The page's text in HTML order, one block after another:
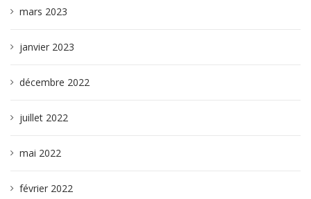
mars 2023
janvier 2023
décembre 2022
juillet 2022
mai 2022
février 2022